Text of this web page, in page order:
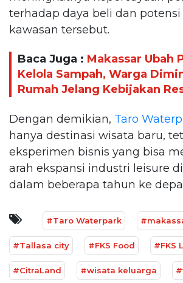
terhadap daya beli dan
kawasan tersebut.
Baca Juga : Makassar Ubah
Kelola Sampah, Warga
Rumah Jelang Kebijakan
Dengan demikian, Taro
hanya destinasi wisata baru,
eksperimen bisnis yang bisa
arah ekspansi industri leisure
dalam beberapa tahun ke
#Taro Waterpark
#Tallasa city #FKS Food #FKS
#CitraLand #wisata keluarga